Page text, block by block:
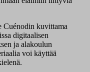
Cuénodin kuvittama
digitaalisen
ja alakoulun
voi käyttää